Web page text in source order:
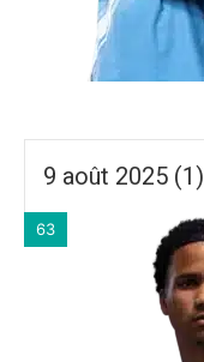
9 août 2025 (1)
63